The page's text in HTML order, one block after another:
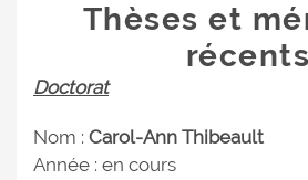
Thèses et
récents
Doctorat
Nom : Carol-Ann Thibeault
Année : en cours